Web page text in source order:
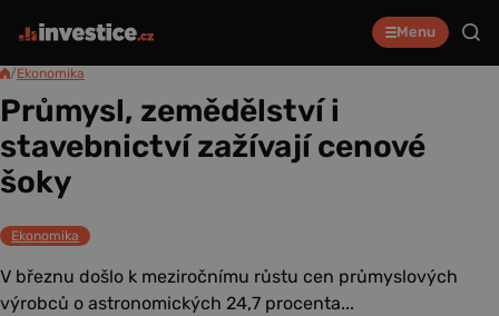
Menu
/Ekonomika
Průmysl, zemědělství i
stavebnictví zažívají cenové
šoky
Ekonomika
V březnu došlo k meziročnímu růstu cen průmyslových
výrobců o astronomických 24,7 procenta...